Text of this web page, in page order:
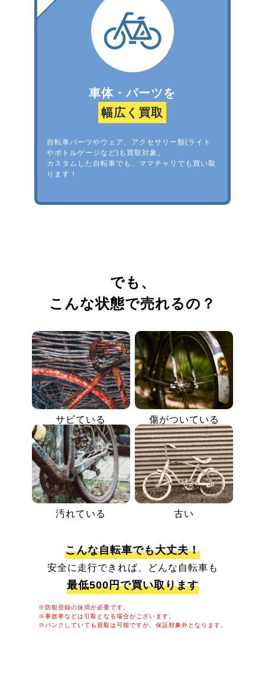
車体・パーツを
幅広く買取
自転車パーツやウェア、アクセサリー類(ライト
やボトルゲージなど)も買取対象。
カスタムした自転車でも、ママチャリでも買い取
ります！
でも、
こんな状態で売れるの？
サビている 傷がついている
汚れている 古い
こんな自転車でも大丈夫！
安全に走行できれば、どんな自転車も
最低500円で買い取ります
※防犯登録の抹消が必要です。
※事故車などは引取となる場合がございます。
※パンクしていても買取は可能ですが、保証対象外となります。